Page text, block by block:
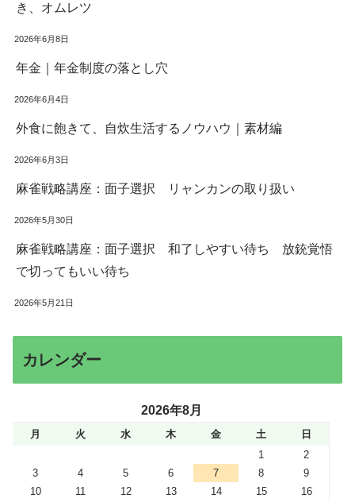
き、オムレツ
2026年6月8日
年金｜年金制度の落とし穴
2026年6月4日
外食に飽きて、自炊生活するノウハウ｜素材編
2026年6月3日
麻雀戦略講座：面子選択 リャンカンの取り扱い
2026年5月30日
麻雀戦略講座：面子選択 和了しやすい待ち 放銃覚悟
で切ってもいい待ち
2026年5月21日
カレンダー
2026年8月
月 火 水 木 金 土
日
1
2
3
4 5 6 7 8
9
10
11 12 13 14 15
16